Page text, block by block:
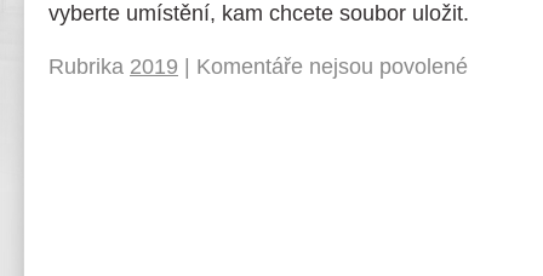
vyberte umístění, kam chcete soubor uložit.
Rubrika 2019 Komentáře nejsou povolené